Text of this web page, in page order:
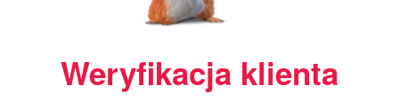
Weryfikacja klienta